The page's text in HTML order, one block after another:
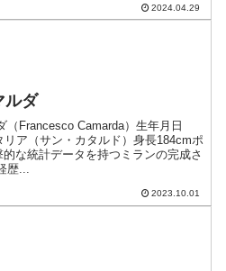
2024.04.29
ルダ
（Francesco Camarda）生年月日
ア（サン・カタルド）身長184cmポ
な統計データを持つミランの完成さ
歴...
2023.10.01